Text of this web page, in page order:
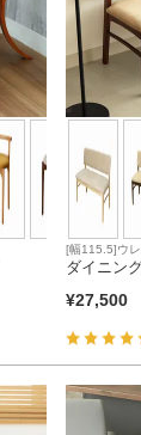
[幅115.5]ウ
ダイニン
¥27,500